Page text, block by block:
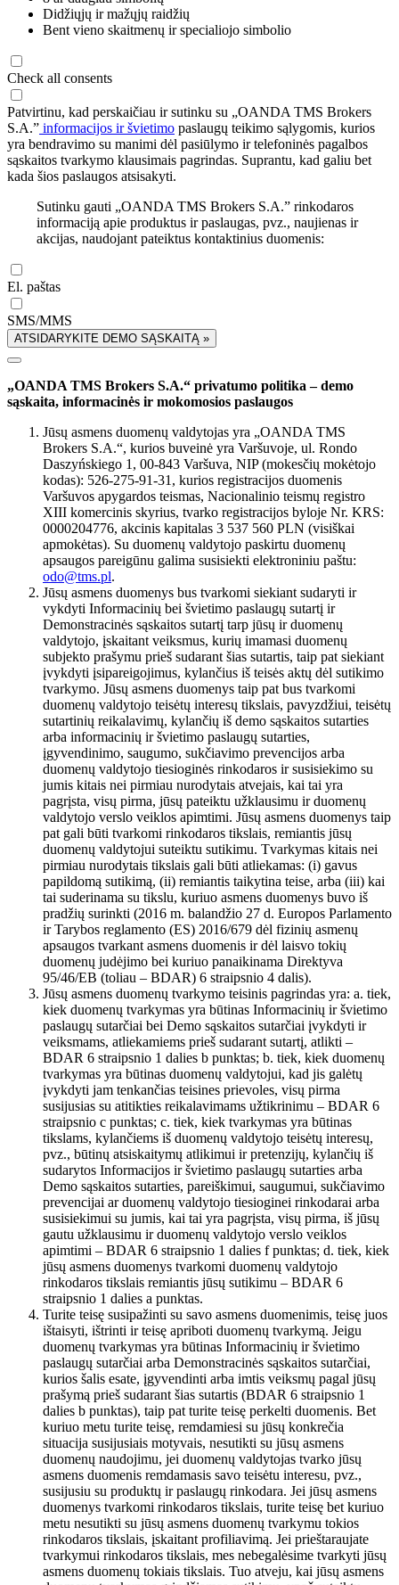
Didžiųjų ir mažųjų raidžių
Bent vieno skaitmenų ir specialiojo simbolio
Check all consents
Patvirtinu, kad perskaičiau ir sutinku su „OANDA TMS Brokers
S.A.” informacijos ir švietimo paslaugų teikimo sąlygomis, kurios
yra bendravimo su manimi dėl pasiūlymo ir telefoninės pagalbos
sąskaitos tvarkymo klausimais pagrindas. Suprantu, kad galiu bet
kada šios paslaugos atsisakyti.
Sutinku gauti „OANDA TMS Brokers S.A.” rinkodaros
informaciją apie produktus ir paslaugas, pvz., naujienas ir
akcijas, naudojant pateiktus kontaktinius duomenis:
El. paštas
SMS/MMS
ATSIDARYKITE DEMO SĄSKAITĄ »
„OANDA TMS Brokers S.A.“ privatumo politika – demo
sąskaita, informacinės ir mokomosios paslaugos
Jūsų asmens duomenų valdytojas yra „OANDA TMS
Brokers S.A.“, kurios buveinė yra Varšuvoje, ul. Rondo
Daszyńskiego 1, 00-843 Varšuva, NIP (mokesčių mokėtojo
kodas): 526-275-91-31, kurios registracijos duomenis
Varšuvos apygardos teismas, Nacionalinio teismų registro
XIII komercinis skyrius, tvarko registracijos byloje Nr. KRS:
0000204776, akcinis kapitalas 3 537 560 PLN (visiškai
apmokėtas). Su duomenų valdytojo paskirtu duomenų
apsaugos pareigūnu galima susisiekti elektroniniu paštu:
odo@tms.pl.
Jūsų asmens duomenys bus tvarkomi siekiant sudaryti ir
vykdyti Informacinių bei švietimo paslaugų sutartį ir
Demonstracinės sąskaitos sutartį tarp jūsų ir duomenų
valdytojo, įskaitant veiksmus, kurių imamasi duomenų
subjekto prašymu prieš sudarant šias sutartis, taip pat siekiant
įvykdyti įsipareigojimus, kylančius iš teisės aktų dėl sutikimo
tvarkymo. Jūsų asmens duomenys taip pat bus tvarkomi
duomenų valdytojo teisėtų interesų tikslais, pavyzdžiui, teisėtų
sutartinių reikalavimų, kylančių iš demo sąskaitos sutarties
arba informacinių ir švietimo paslaugų sutarties,
įgyvendinimo, saugumo, sukčiavimo prevencijos arba
duomenų valdytojo tiesioginės rinkodaros ir susisiekimo su
jumis kitais nei pirmiau nurodytais atvejais, kai tai yra
pagrįsta, visų pirma, jūsų pateiktu užklausimu ir duomenų
valdytojo verslo veiklos apimtimi. Jūsų asmens duomenys taip
pat gali būti tvarkomi rinkodaros tikslais, remiantis jūsų
duomenų valdytojui suteiktu sutikimu. Tvarkymas kitais nei
pirmiau nurodytais tikslais gali būti atliekamas: (i) gavus
papildomą sutikimą, (ii) remiantis taikytina teise, arba (iii) kai
tai suderinama su tikslu, kuriuo asmens duomenys buvo iš
pradžių surinkti (2016 m. balandžio 27 d. Europos Parlamento
ir Tarybos reglamento (ES) 2016/679 dėl fizinių asmenų
apsaugos tvarkant asmens duomenis ir dėl laisvo tokių
duomenų judėjimo bei kuriuo panaikinama Direktyva
95/46/EB (toliau – BDAR) 6 straipsnio 4 dalis).
Jūsų asmens duomenų tvarkymo teisinis pagrindas yra: a. tiek,
kiek duomenų tvarkymas yra būtinas Informacinių ir švietimo
paslaugų sutarčiai bei Demo sąskaitos sutarčiai įvykdyti ir
veiksmams, atliekamiems prieš sudarant sutartį, atlikti –
BDAR 6 straipsnio 1 dalies b punktas; b. tiek, kiek duomenų
tvarkymas yra būtinas duomenų valdytojui, kad jis galėtų
įvykdyti jam tenkančias teisines prievoles, visų pirma
susijusias su atitikties reikalavimams užtikrinimu – BDAR 6
straipsnio c punktas; c. tiek, kiek tvarkymas yra būtinas
tikslams, kylančiems iš duomenų valdytojo teisėtų interesų,
pvz., būtinų atsiskaitymų atlikimui ir pretenzijų, kylančių iš
sudarytos Informacijos ir švietimo paslaugų sutarties arba
Demo sąskaitos sutarties, pareiškimui, saugumui, sukčiavimo
prevencijai ar duomenų valdytojo tiesioginei rinkodarai arba
susisiekimui su jumis, kai tai yra pagrįsta, visų pirma, iš jūsų
gautu užklausimu ir duomenų valdytojo verslo veiklos
apimtimi – BDAR 6 straipsnio 1 dalies f punktas; d. tiek, kiek
jūsų asmens duomenys tvarkomi duomenų valdytojo
rinkodaros tikslais remiantis jūsų sutikimu – BDAR 6
straipsnio 1 dalies a punktas.
Turite teisę susipažinti su savo asmens duomenimis, teisę juos
ištaisyti, ištrinti ir teisę apriboti duomenų tvarkymą. Jeigu
duomenų tvarkymas yra būtinas Informacinių ir švietimo
paslaugų sutarčiai arba Demonstracinės sąskaitos sutarčiai,
kurios šalis esate, įgyvendinti arba imtis veiksmų pagal jūsų
prašymą prieš sudarant šias sutartis (BDAR 6 straipsnio 1
dalies b punktas), taip pat turite teisę perkelti duomenis. Bet
kuriuo metu turite teisę, remdamiesi su jūsų konkrečia
situacija susijusiais motyvais, nesutikti su jūsų asmens
duomenų naudojimu, jei duomenų valdytojas tvarko jūsų
asmens duomenis remdamasis savo teisėtu interesu, pvz.,
susijusiu su produktų ir paslaugų rinkodara. Jei jūsų asmens
duomenys tvarkomi rinkodaros tikslais, turite teisę bet kuriuo
metu nesutikti su jūsų asmens duomenų tvarkymu tokios
rinkodaros tikslais, įskaitant profiliavimą. Jei prieštaraujate
tvarkymui rinkodaros tikslais, mes nebegalėsime tvarkyti jūsų
asmens duomenų tokiais tikslais. Tuo atveju, kai jūsų asmens